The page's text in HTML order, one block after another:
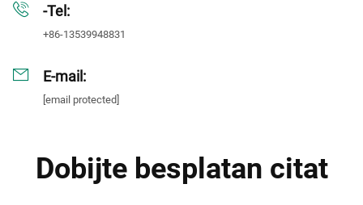
-Tel:
+86-13539948831
E-mail:
[email protected]
Dobijte besplatan citat